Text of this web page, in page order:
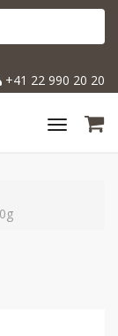
+41 22 990 20 20
Toggle